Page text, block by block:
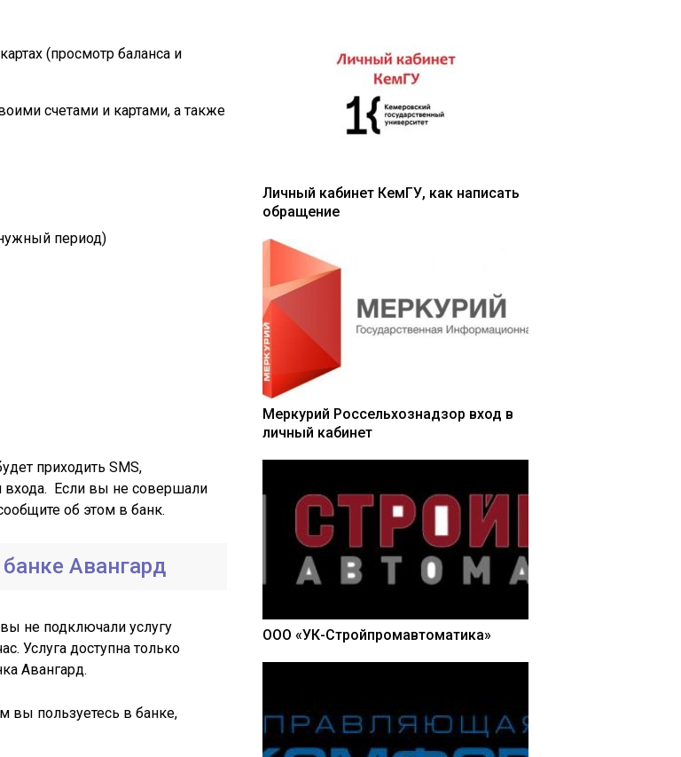
(просмотр баланса и
счетами и картами, а также
период)
приходить SMS,
Если вы не совершали
об этом в банк.
Авангард
не подключали услугу
Услуга доступна только
Авангард.
вы пользуетесь в банке,
Личный кабинет КемГУ, как написать
обращение
Меркурий Россельхознадзор вход в
личный кабинет
ООО «УК-Стройпромавтоматика»